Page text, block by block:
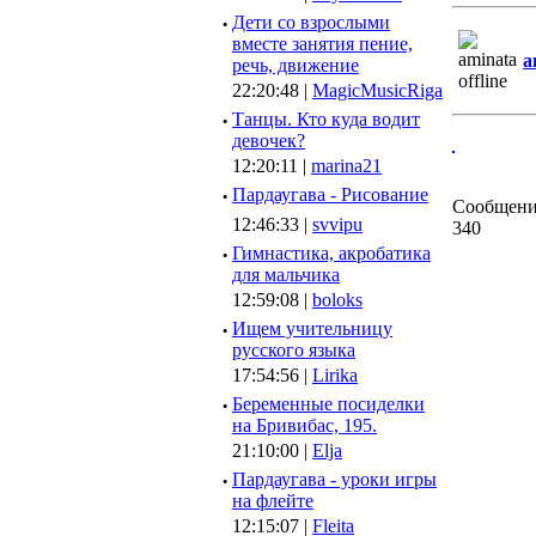
· Дети со взрослыми
вместе занятия пение,
речь, движение
22:20:48 | MagicMusicRiga
· Танцы. Кто куда водит
девочек?
12:20:11 | marina21
· Пардаугава - Рисование
12:46:33 | svvipu
· Гимнастика, акробатика
для мальчика
12:59:08 | boloks
· Ищем учительницу
русского языка
17:54:56 | Lirika
· Беременные посиделки
на Бривибас, 195.
21:10:00 | Elja
· Пардаугава - уроки игры
на флейте
12:15:07 | Fleita
340